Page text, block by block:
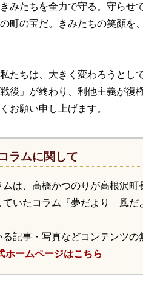
みたちを全力で守る。守らせて
町の宝だ。きみたちの笑顔を
たちは、大きく変わろうとし
後」が終わり、利他主義が復
お願い申し上げます。
ラムに関して
ムは、高橋かつのりが高根沢
ていたコラム『夢だより 風だ
記事・写真などコンテンツの
ホームページはこちら